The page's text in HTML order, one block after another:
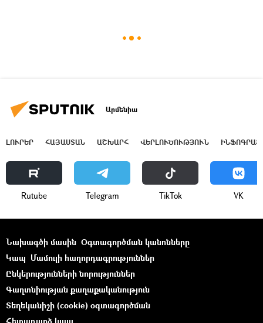
Արմենիա
ԼՈՒՐԵՐ ՀԱՅԱՍՏԱՆ ԱՇԽԱՐՀ ՎԵՐԼՈՒԾՈՒԹՅՈՒՆ
Rutube Telegram ТikТоk VK
Նախագծի մասին Օգտագործման կանոնները
Կապ Մամուլի հաղորդագրություններ
Ընկերությունների նորություններ
Գաղտնիության քաղաքականություն
Տեղեկանիշի (cookie) օգտագործման